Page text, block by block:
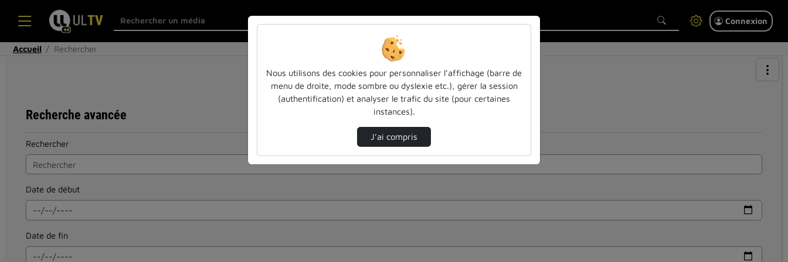
Connexion
Accueil Rechercher
Recherche avancée
Rechercher
Date de début
Date de fin
Nous utilisons des cookies pour personnaliser l’affichage (barre de
menu de droite, mode sombre ou dyslexie etc.), gérer la session
(authentification) et analyser le trafic du site (pour certaines
instances).
J’ai compris